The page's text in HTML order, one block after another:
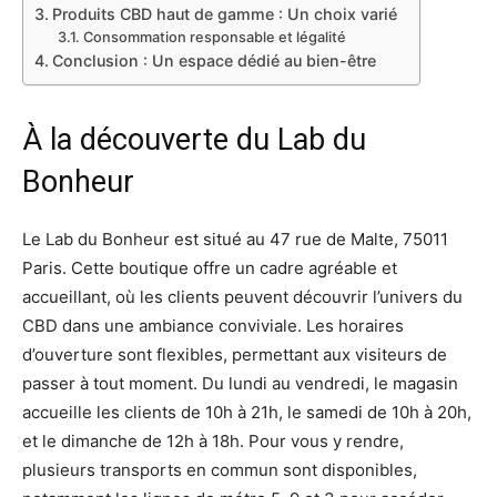
Produits CBD haut de gamme : Un choix varié
Consommation responsable et légalité
Conclusion : Un espace dédié au bien-être
À la découverte du Lab du
Bonheur
Le Lab du Bonheur est situé au 47 rue de Malte, 75011
Paris. Cette boutique offre un cadre agréable et
accueillant, où les clients peuvent découvrir l’univers du
CBD dans une ambiance conviviale. Les horaires
d’ouverture sont flexibles, permettant aux visiteurs de
passer à tout moment. Du lundi au vendredi, le magasin
accueille les clients de 10h à 21h, le samedi de 10h à 20h,
et le dimanche de 12h à 18h. Pour vous y rendre,
plusieurs transports en commun sont disponibles,